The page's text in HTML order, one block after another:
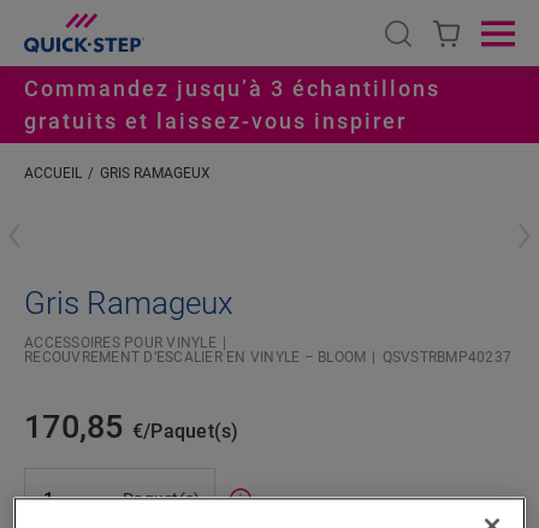
Open search
Commandez jusqu’à 3 échantillons
gratuits et laissez-vous inspirer
ACCUEIL GRIS RAMAGEUX
Gris Ramageux
ACCESSOIRES POUR VINYLE
RECOUVREMENT D’ESCALIER EN VINYLE – BLOOM
QSVSTRBMP40237
170,85 €/Paquet(s)
Paquet(s)